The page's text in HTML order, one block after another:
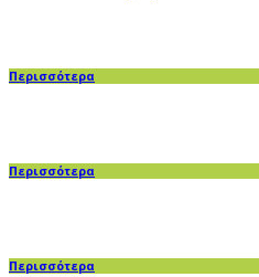
Περισσότερα
Περισσότερα
Περισσότερα